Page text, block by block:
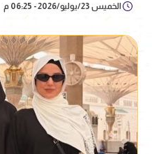
الخميس 23/يوليو/2026 - 06:25 م